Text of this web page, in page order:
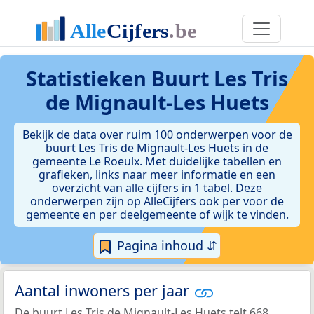
Statistieken Buurt Les Tris
de Mignault-Les Huets
Bekijk de data over ruim 100 onderwerpen voor de
buurt Les Tris de Mignault-Les Huets in de
gemeente Le Roeulx. Met duidelijke tabellen en
grafieken, links naar meer informatie en een
overzicht van alle cijfers in 1 tabel. Deze
onderwerpen zijn op AlleCijfers ook per voor de
gemeente en per deelgemeente of wijk te vinden.
Pagina inhoud ⇵
Aantal inwoners per jaar